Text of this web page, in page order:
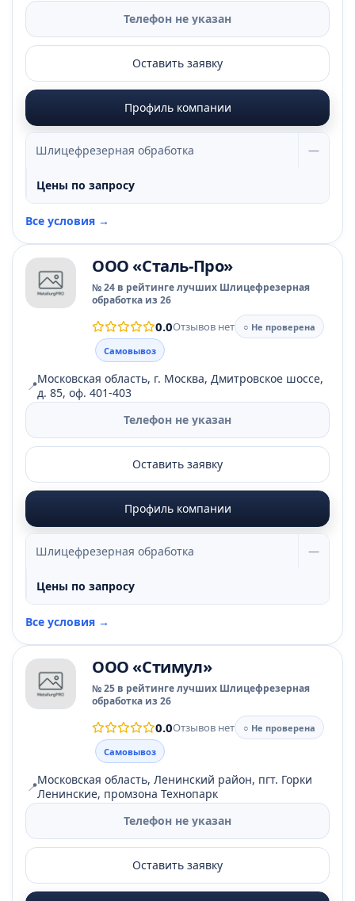
Телефон не указан
Оставить заявку
Профиль компании
Шлицефрезерная обработка —
Цены по запросу
Все условия →
ООО «Сталь-Про»
№ 24 в рейтинге лучших Шлицефрезерная
обработка из 26
0.0Отзывов нет
○ Не проверена
Самовывоз
📍Московская область, г. Москва, Дмитровское шоссе,
д. 85, оф. 401-403
Телефон не указан
Оставить заявку
Профиль компании
Шлицефрезерная обработка —
Цены по запросу
Все условия →
ООО «Стимул»
№ 25 в рейтинге лучших Шлицефрезерная
обработка из 26
0.0Отзывов нет
○ Не проверена
Самовывоз
📍Московская область, Ленинский район, пгт. Горки
Ленинские, промзона Технопарк
Телефон не указан
Оставить заявку